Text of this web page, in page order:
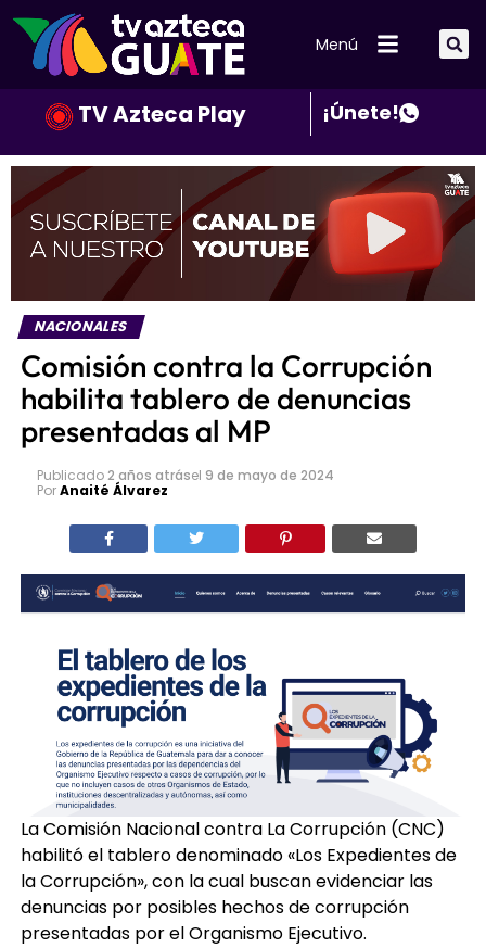
Menú
TV Azteca Play ¡Únete!
NACIONALES
Comisión contra la Corrupción
habilita tablero de denuncias
presentadas al MP
Publicado2 años atrásel 9 de mayo de 2024
PorAnaité Álvarez
La Comisión Nacional contra La Corrupción (CNC)
habilitó el tablero denominado «Los Expedientes de
la Corrupción», con la cual buscan evidenciar las
denuncias por posibles hechos de corrupción
presentadas por el Organismo Ejecutivo.